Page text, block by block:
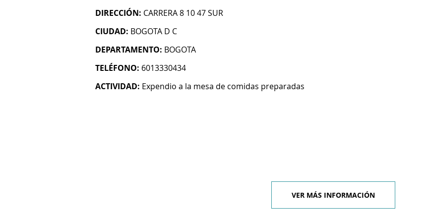
DIRECCIÓN: CARRERA 8 10 47 SUR
CIUDAD: BOGOTA D C
DEPARTAMENTO: BOGOTA
TELÉFONO: 6013330434
ACTIVIDAD: Expendio a la mesa de comidas preparadas
VER MÁS INFORMACIÓN